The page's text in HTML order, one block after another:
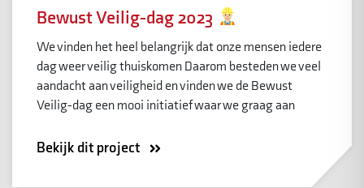
Bewust Veilig-dag 2023
We vinden het heel belangrijk dat onze mensen iedere
dag weer veilig thuiskomen Daarom besteden we veel
aandacht aan veiligheid en vinden we de Bewust
Veilig-dag een mooi initiatief waar we graag aan
Bekijk dit project